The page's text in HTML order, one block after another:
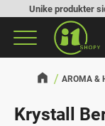
Meny
Unike produkter
AROMA &
Krystall